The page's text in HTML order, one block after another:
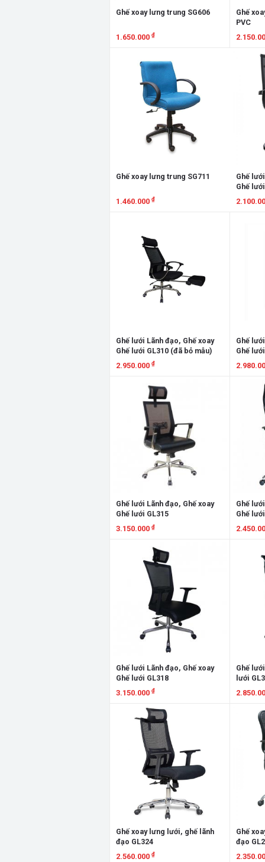
Ghế xoay lưng trung SG606
1.650.000 ₫
Ghế
PVC
Xem
Ghế xoay lưng trung SG711
1.460.000 ₫
Ghế
Ghế
Ghế lưới Lãnh đạo, Ghế xoay
Ghế lưới GL310 (đã bỏ mẫu)
2.950.000 ₫
Ghế
Ghế
Xem
Ghế lưới Lãnh đạo, Ghế xoay
Ghế lưới GL315
3.150.000 ₫
Xem chi tiết
Ghế
Ghế
Ghế lưới Lãnh đạo, Ghế xoay
Ghế lưới GL318
3.150.000 ₫
Xem chi tiết
Ghế
lưới
Xem
Ghế xoay lưng lưới, ghế lãnh
đạo GL324
2.560.000 ₫
Ghế
đạo